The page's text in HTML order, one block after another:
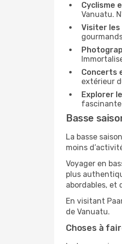
Cyclisme
Vanuatu.
Visiter les
Concerts
extérieur
Explorer
fascinante
Basse
La basse
moins
Voyager en
plus
abordables, et
En visitant
de Vanuatu.
Choses à